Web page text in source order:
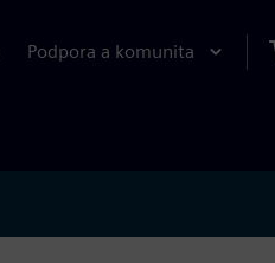
Podpora a komunita